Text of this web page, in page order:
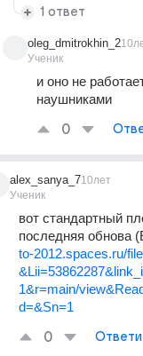
1 ответ
oleg_dmitrokhin_2
Ученик
и оно не
наушниками
0
alex_sanya_7
Ученик
10лет
вот стандартный
последняя обнова
to-2012.spaces.ru/
1&r=main/
d=&Sn=1
0